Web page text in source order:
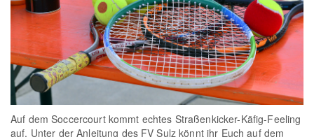
Auf dem Soccercourt kommt echtes Straßenkicker-Käfig-Feeling
auf. Unter der Anleitung des FV Sulz könnt ihr Euch auf dem